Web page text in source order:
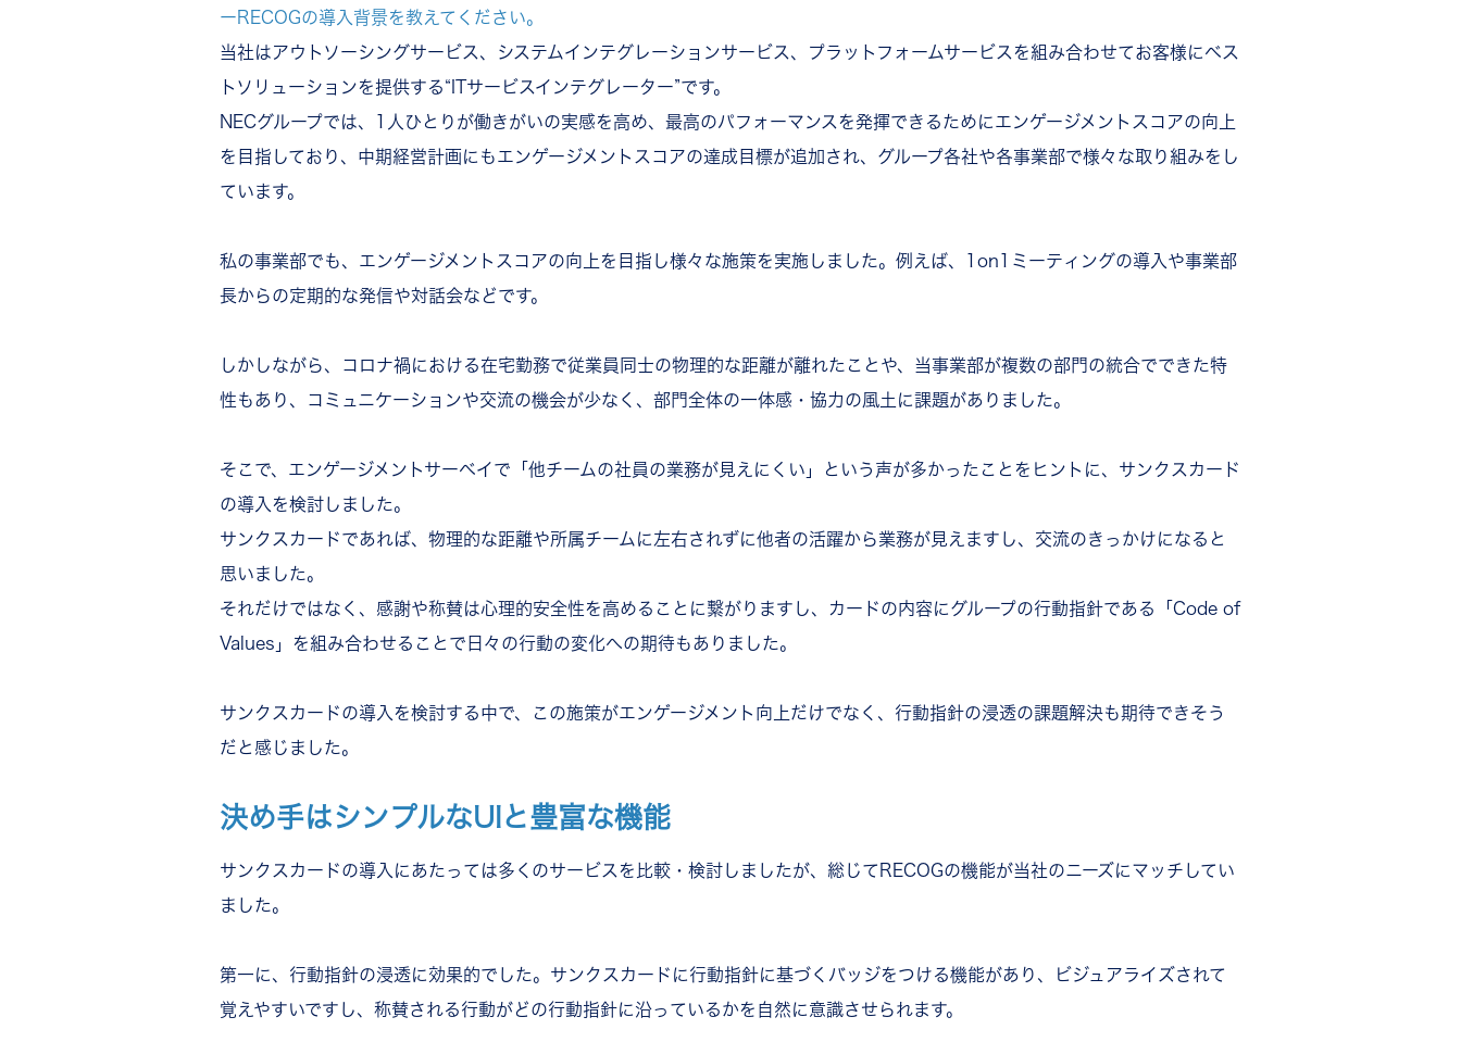
ーRECOGの導入背景を教えてください。
当社はアウトソーシングサービス、システムインテグレーションサービス、プラットフォームサービスを組み合わせてお客様にベス
トソリューションを提供する“ITサービスインテグレーター”です。
NECグループでは、1人ひとりが働きがいの実感を高め、最高のパフォーマンスを発揮できるためにエンゲージメントスコアの向上
を目指しており、中期経営計画にもエンゲージメントスコアの達成目標が追加され、グループ各社や各事業部で様々な取り組みをし
ています。
私の事業部でも、エンゲージメントスコアの向上を目指し様々な施策を実施しました。例えば、1on1ミーティングの導入や事業部
長からの定期的な発信や対話会などです。
しかしながら、コロナ禍における在宅勤務で従業員同士の物理的な距離が離れたことや、当事業部が複数の部門の統合でできた特
性もあり、コミュニケーションや交流の機会が少なく、部門全体の一体感・協力の風土に課題がありました。
そこで、エンゲージメントサーベイで「他チームの社員の業務が見えにくい」という声が多かったことをヒントに、サンクスカード
の導入を検討しました。
サンクスカードであれば、物理的な距離や所属チームに左右されずに他者の活躍から業務が見えますし、交流のきっかけになると
思いました。
それだけではなく、感謝や称賛は心理的安全性を高めることに繋がりますし、カードの内容にグループの行動指針である「Code of
Values」を組み合わせることで日々の行動の変化への期待もありました。
サンクスカードの導入を検討する中で、この施策がエンゲージメント向上だけでなく、行動指針の浸透の課題解決も期待できそう
だと感じました。
決め手はシンプルなUIと豊富な機能
サンクスカードの導入にあたっては多くのサービスを比較・検討しましたが、総じてRECOGの機能が当社のニーズにマッチしてい
ました。
第一に、行動指針の浸透に効果的でした。サンクスカードに行動指針に基づくバッジをつける機能があり、ビジュアライズされて
覚えやすいですし、称賛される行動がどの行動指針に沿っているかを自然に意識させられます。